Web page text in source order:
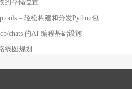
的存储位置
– 轻松构建和分发Python包
chats 的AI 编程基础设施
线图规划